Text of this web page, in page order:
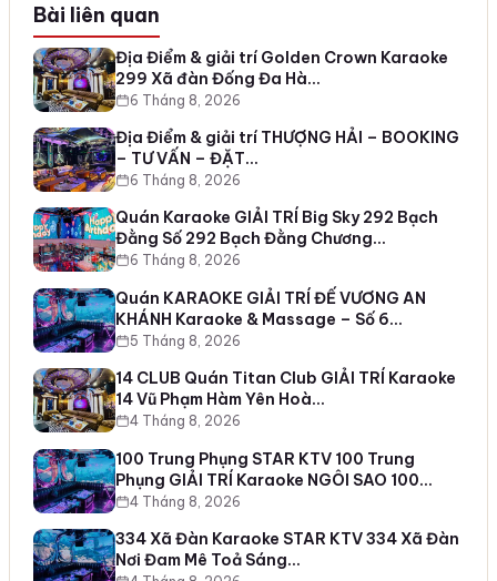
Bài liên quan
Địa Điểm & giải trí Golden Crown Karaoke
299 Xã đàn Đống Đa Hà…
6 Tháng 8, 2026
Địa Điểm & giải trí THƯỢNG HẢI – BOOKING
– TƯ VẤN – ĐẶT…
6 Tháng 8, 2026
Quán Karaoke GIẢI TRÍ Big Sky 292 Bạch
Đằng Số 292 Bạch Đằng Chương…
6 Tháng 8, 2026
Quán KARAOKE GIẢI TRÍ ĐẾ VƯƠNG AN
KHÁNH Karaoke & Massage – Số 6…
5 Tháng 8, 2026
14 CLUB Quán Titan Club GIẢI TRÍ Karaoke
14 Vũ Phạm Hàm Yên Hoà…
4 Tháng 8, 2026
100 Trung Phụng STAR KTV 100 Trung
Phụng GIẢI TRÍ Karaoke NGÔI SAO 100…
4 Tháng 8, 2026
334 Xã Đàn Karaoke STAR KTV 334 Xã Đàn
Nơi Đam Mê Toả Sáng…